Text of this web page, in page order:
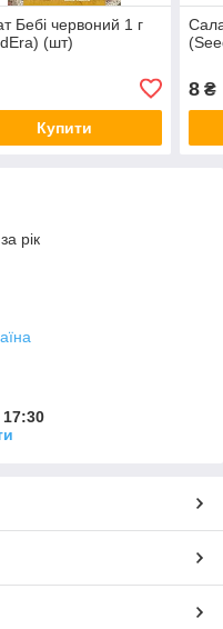
Бебі червоний 1 г
(шт)
Купити
8 ₴
рік